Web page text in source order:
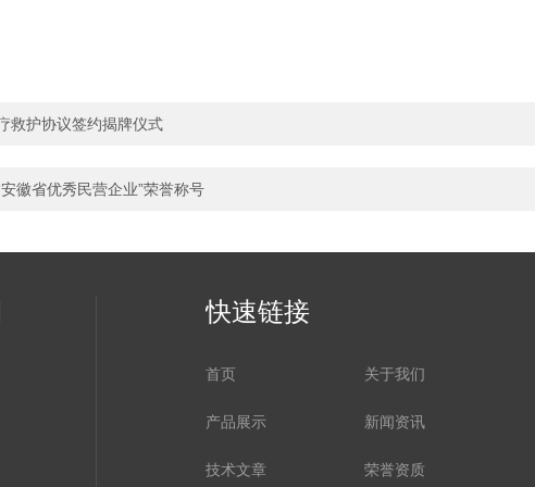
救护协议签约揭牌仪式
徽省优秀民营企业”荣誉称号
快速链接
首页 关于我们
产品展示 新闻资讯
技术文章 荣誉资质